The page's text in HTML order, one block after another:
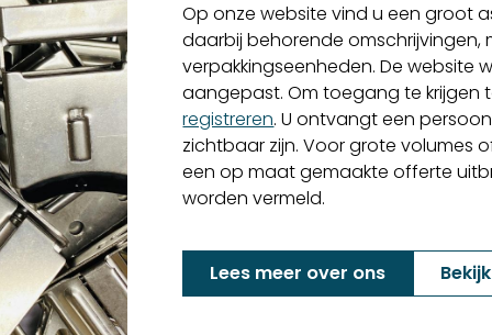
Op onze website vind u een groot
daarbij behorende omschrijvingen,
verpakkingseenheden. De website
aangepast. Om toegang te krijgen
registreren. U ontvangt een
zichtbaar zijn. Voor grote volumes
een op maat gemaakte offerte
worden vermeld.
Lees meer over ons